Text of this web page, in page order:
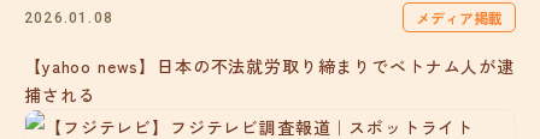
2026.01.08 メディア掲載
【yahoo news】日本の不法就労取り締まりでベトナム人が逮
捕される